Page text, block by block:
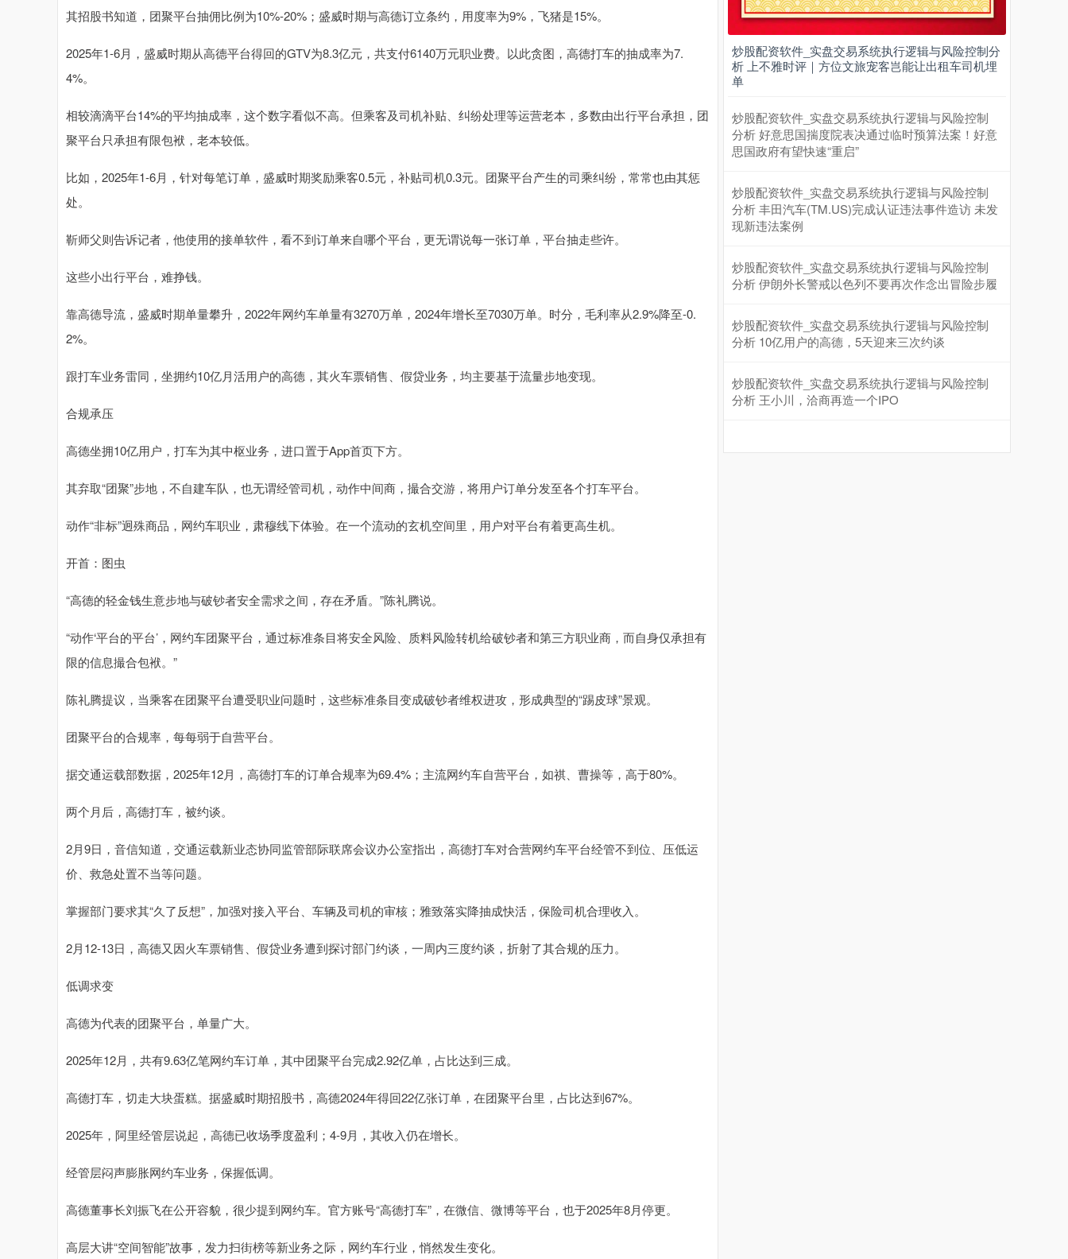
其招股书知道，团聚平台抽佣比例为10%-20%；盛威时期与高德订立条约，用度率为9%，飞猪是15%。
2025年1-6月，盛威时期从高德平台得回的GTV为8.3亿元，共支付6140万元职业费。以此贪图，高德打车的抽成率为7.
4%。
相较滴滴平台14%的平均抽成率，这个数字看似不高。但乘客及司机补贴、纠纷处理等运营老本，多数由出行平台承担，团
聚平台只承担有限包袱，老本较低。
比如，2025年1-6月，针对每笔订单，盛威时期奖励乘客0.5元，补贴司机0.3元。团聚平台产生的司乘纠纷，常常也由其惩
处。
靳师父则告诉记者，他使用的接单软件，看不到订单来自哪个平台，更无谓说每一张订单，平台抽走些许。
这些小出行平台，难挣钱。
靠高德导流，盛威时期单量攀升，2022年网约车单量有3270万单，2024年增长至7030万单。时分，毛利率从2.9%降至-0.
2%。
跟打车业务雷同，坐拥约10亿月活用户的高德，其火车票销售、假贷业务，均主要基于流量步地变现。
合规承压
高德坐拥10亿用户，打车为其中枢业务，进口置于App首页下方。
其弃取“团聚”步地，不自建车队，也无谓经管司机，动作中间商，撮合交游，将用户订单分发至各个打车平台。
动作“非标”迥殊商品，网约车职业，肃穆线下体验。在一个流动的玄机空间里，用户对平台有着更高生机。
开首：图虫
“高德的轻金钱生意步地与破钞者安全需求之间，存在矛盾。”陈礼腾说。
“动作‘平台的平台’，网约车团聚平台，通过标准条目将安全风险、质料风险转机给破钞者和第三方职业商，而自身仅承担有
限的信息撮合包袱。”
陈礼腾提议，当乘客在团聚平台遭受职业问题时，这些标准条目变成破钞者维权进攻，形成典型的“踢皮球”景观。
团聚平台的合规率，每每弱于自营平台。
据交通运载部数据，2025年12月，高德打车的订单合规率为69.4%；主流网约车自营平台，如祺、曹操等，高于80%。
两个月后，高德打车，被约谈。
2月9日，音信知道，交通运载新业态协同监管部际联席会议办公室指出，高德打车对合营网约车平台经管不到位、压低运
价、救急处置不当等问题。
掌握部门要求其“久了反想”，加强对接入平台、车辆及司机的审核；雅致落实降抽成快活，保险司机合理收入。
2月12-13日，高德又因火车票销售、假贷业务遭到探讨部门约谈，一周内三度约谈，折射了其合规的压力。
低调求变
高德为代表的团聚平台，单量广大。
2025年12月，共有9.63亿笔网约车订单，其中团聚平台完成2.92亿单，占比达到三成。
高德打车，切走大块蛋糕。据盛威时期招股书，高德2024年得回22亿张订单，在团聚平台里，占比达到67%。
2025年，阿里经管层说起，高德已收场季度盈利；4-9月，其收入仍在增长。
经管层闷声膨胀网约车业务，保握低调。
高德董事长刘振飞在公开容貌，很少提到网约车。官方账号“高德打车”，在微信、微博等平台，也于2025年8月停更。
高层大讲“空间智能”故事，发力扫街榜等新业务之际，网约车行业，悄然发生变化。
炒股配资软件_实盘交易系统执行逻辑与风险控制分
析 上不雅时评｜方位文旅宠客岂能让出租车司机埋
单
炒股配资软件_实盘交易系统执行逻辑与风险控制
分析 好意思国揣度院表决通过临时预算法案！好意
思国政府有望快速“重启”
炒股配资软件_实盘交易系统执行逻辑与风险控制
分析 丰田汽车(TM.US)完成认证违法事件造访 未发
现新违法案例
炒股配资软件_实盘交易系统执行逻辑与风险控制
分析 伊朗外长警戒以色列不要再次作念出冒险步履
炒股配资软件_实盘交易系统执行逻辑与风险控制
分析 10亿用户的高德，5天迎来三次约谈
炒股配资软件_实盘交易系统执行逻辑与风险控制
分析 王小川，洽商再造一个IPO